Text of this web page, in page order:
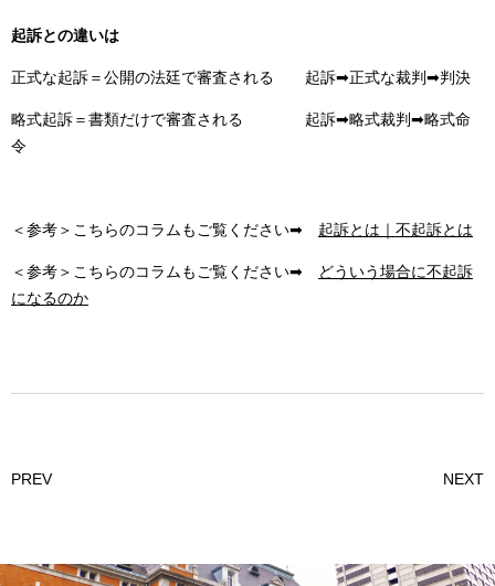
起訴との違いは
正式な起訴＝公開の法廷で審査される 起訴➡正式な裁判➡判決
略式起訴＝書類だけで審査される 起訴➡略式裁判➡略式命
令
＜参考＞こちらのコラムもご覧ください➡ 起訴とは｜不起訴とは
＜参考＞こちらのコラムもご覧ください➡
どういう場合に不起訴
になるのか
PREV NEXT